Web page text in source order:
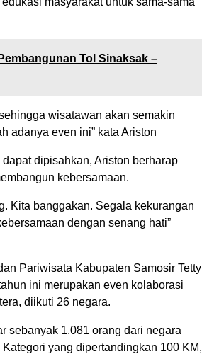
Tol Sinaksak –
wisatawan akan semakin
adanya even ini” kata Ariston
dipisahkan, Ariston berharap
kebersamaan.
Kita banggakan. Segala kekurangan
dengan senang hati”
Pariwisata Kabupaten Samosir Tetty
ini merupakan even kolaborasi
diikuti 26 negara.
sebanyak 1.081 orang dari negara
yang dipertandingkan 100 KM,